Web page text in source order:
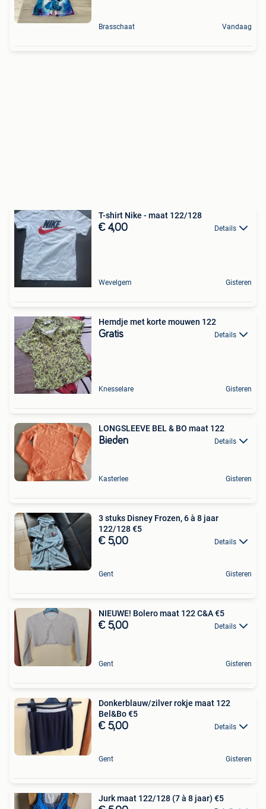
Brasschaat Vandaag
T-shirt Nike - maat 122/128
€ 4,00 Details
Wevelgem Gisteren
Hemdje met korte mouwen 122
Gratis Details
Knesselare Gisteren
LONGSLEEVE BEL & BO maat 122
Bieden Details
Kasterlee Gisteren
3 stuks Disney Frozen, 6 à 8 jaar
122/128 €5
€ 5,00 Details
Gent Gisteren
NIEUWE! Bolero maat 122 C&A €5
€ 5,00 Details
Gent Gisteren
Donkerblauw/zilver rokje maat 122
Bel&Bo €5
€ 5,00 Details
Gent Gisteren
Jurk maat 122/128 (7 à 8 jaar) €5